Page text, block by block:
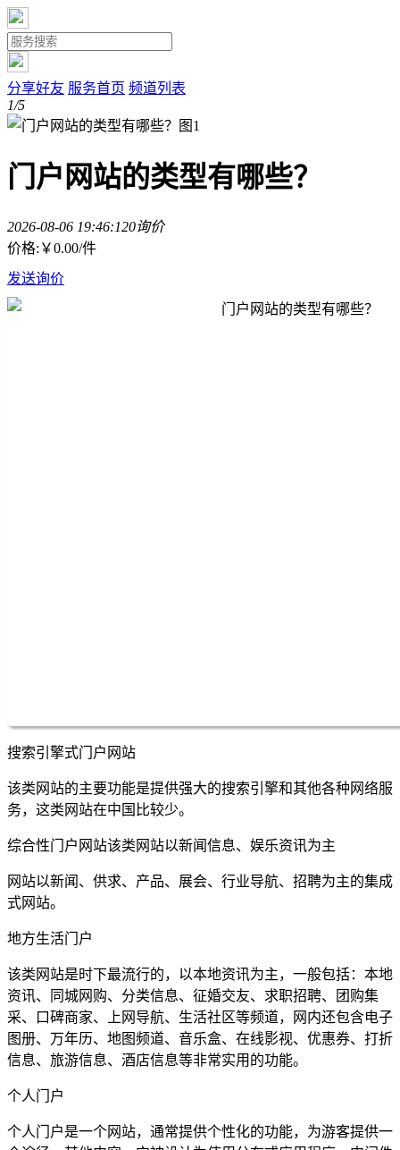
分享好友 服务首页 频道列表
1/5
门户网站的类型有哪些？
2026-08-06 19:46:120询价
价格: ￥0.00/件
发送询价
搜索引擎式门户网站
该类网站的主要功能是提供强大的搜索引擎和其他各种网络服
务，这类网站在中国比较少。
综合性门户网站该类网站以新闻信息、娱乐资讯为主
网站以新闻、供求、产品、展会、行业导航、招聘为主的集成
式网站。
地方生活门户
该类网站是时下最流行的，以本地资讯为主，一般包括：本地
资讯、同城网购、分类信息、征婚交友、求职招聘、团购集
采、口碑商家、上网导航、生活社区等频道，网内还包含电子
图册、万年历、地图频道、音乐盒、在线影视、优惠券、打折
信息、旅游信息、酒店信息等非常实用的功能。
个人门户
个人门户是一个网站，通常提供个性化的功能，为游客提供一